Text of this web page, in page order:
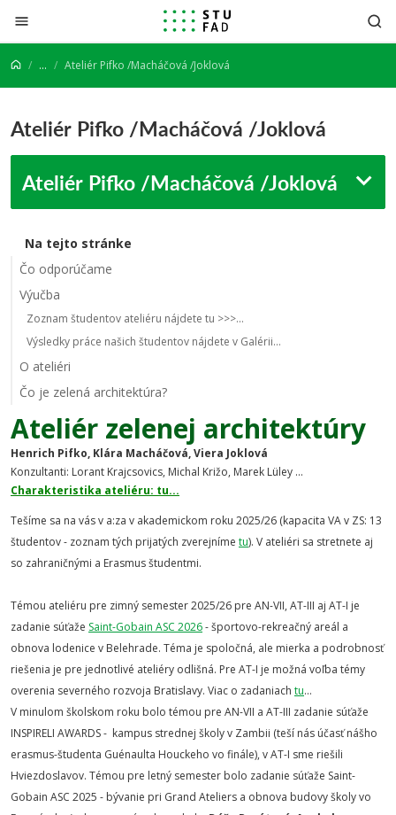
Prejsť na obsah
... Ateliér Pifko /Macháčová /Joklová
Ateliér Pifko /Macháčová /Joklová
Ateliér Pifko /Macháčová /Joklová
Na tejto stránke
Čo odporúčame
Výučba
Zoznam študentov ateliéru nájdete tu >>>...
Výsledky práce našich študentov nájdete v Galérii...
O ateliéri
Čo je zelená architektúra?
Ateliér zelenej architektúry
Henrich Pifko, Klára Macháčová, Viera Joklová
Konzultanti: Lorant Krajcsovics, Michal Križo, Marek Lüley ...
Charakteristika ateliéru: tu...
Tešíme sa na vás v a:za v akademickom roku 2025/26 (kapacita VA v ZS: 13
študentov - zoznam tých prijatých zverejníme tu). V ateliéri sa stretnete aj
so zahraničnými a Erasmus študentmi.
Témou ateliéru pre zimný semester 2025/26 pre AN-VII, AT-III aj AT-I je
zadanie súťaže Saint-Gobain ASC 2026- športovo-rekreačný areál a
obnova lodenice v Belehrade. Téma je spoločná, ale mierka a podrobnosť
riešenia je pre jednotlivé ateliéry odlišná. Pre AT-I je možná voľba témy
overenia severného rozvoja Bratislavy. Viac o zadaniach tu...
V minulom školskom roku bolo témou pre AN-VII a AT-III zadanie súťaže
INSPIRELI AWARDS - kampus strednej školy v Zambii (teší nás účasť nášho
erasmus-študenta Guénaulta Houckeho vo finále), v AT-I sme riešili
Hviezdoslavov. Témou pre letný semester bolo zadanie súťaže Saint-
Gobain ASC 2025 - bývanie pri Grand Ateliers a obnova budovy školy vo